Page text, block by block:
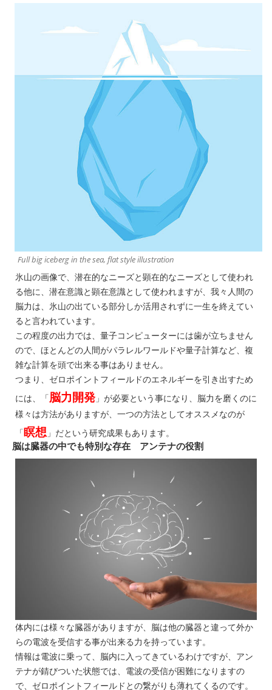
Full big iceberg in the sea, flat style illustration
氷山の画像で、潜在的なニーズと顕在的なニーズとして使われ
る他に、潜在意識と顕在意識として使われますが、我々人間の
脳力は、氷山の出ている部分しか活用されずに一生を終えてい
ると言われています。
この程度の出力では、量子コンピューターには歯が立ちません
ので、ほとんどの人間がパラレルワールドや量子計算など、複
雑な計算を頭で出来る事はありません。
つまり、ゼロポイントフィールドのエネルギーを引き出すため
には、「脳力開発 」が必要という事になり、脳力を磨くのに
様々は方法がありますが、一つの方法としてオススメなのが
「瞑想 」だという研究成果もあります。
脳は臓器の中でも特別な存在 アンテナの役割
体内には様々な臓器がありますが、脳は他の臓器と違って外か
らの電波を受信する事が出来る力を持っています。
情報は電波に乗って、脳内に入ってきているわけですが、アン
テナが錆びついた状態では、電波の受信が困難になりますの
で、ゼロポイントフィールドとの繋がりも薄れてくるのです。